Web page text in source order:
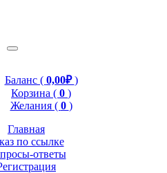
Баланс ( 0,00₽)
Корзина ( 0 )
Желания ( 0 )
Главная
по ссылке
ответы